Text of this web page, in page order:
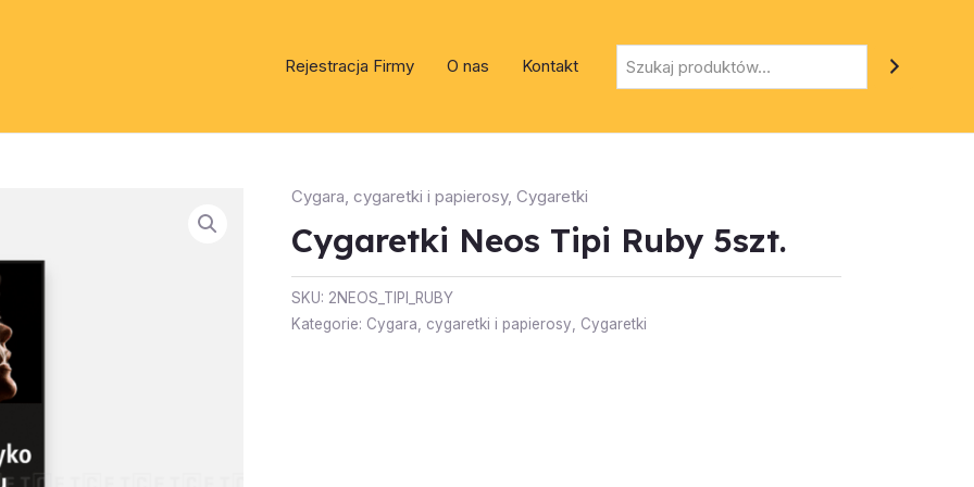
Rejestracja Firmy O nas Kontakt
Cygara, cygaretki i papierosy, Cygaretki
Cygaretki Neos Tipi Ruby 5szt.
SKU: 2NEOS_TIPI_RUBY
Kategorie: Cygara, cygaretki i papierosy, Cygaretki